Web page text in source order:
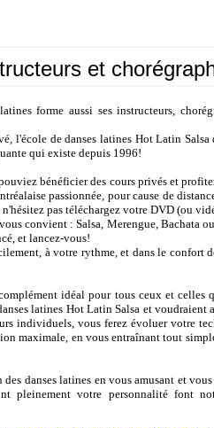
forme aussi ses instructeurs,
l'école de danses latines Hot Latin
qui existe depuis 1996!
bénéficier des cours privés et
passionnée, pour cause de
pas téléchargez votre DVD (ou
convient : Salsa, Merengue, Bachata
et lancez-vous!
à votre rythme, et dans le confort
idéal pour tous ceux et celles
latines Hot Latin Salsa et voudraient
individuels, vous ferez évoluer votre
maximale, en vous entraînant tout
des danses latines en vous amusant et
pleinement votre personnalité font
et